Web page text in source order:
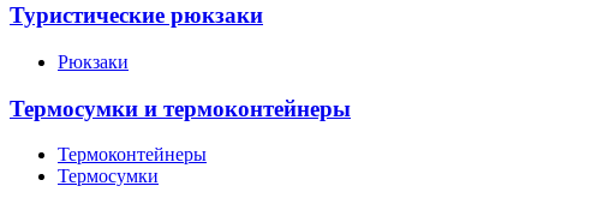
Туристические рюкзаки
Рюкзаки
Термосумки и термоконтейнеры
Термоконтейнеры
Термосумки